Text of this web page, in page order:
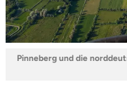
Pinneberg und die